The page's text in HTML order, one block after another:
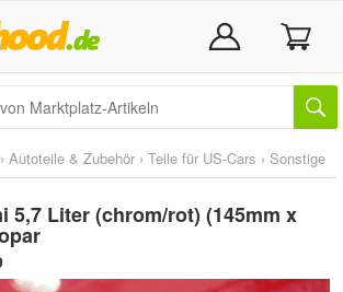
› Autoteile & Zubehör › Teile für US-Cars › Sonstige
5,7 Liter (chrom/rot) (145mm x